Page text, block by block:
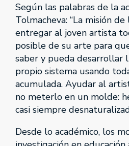
Según las palabras de la
Tolmacheva: “La misión
entregar al joven artista
posible de su arte para
saber y pueda desarrollar
propio sistema usando
acumulada. Ayudar al
no meterlo en un molde:
casi siempre
Desde lo académico, los